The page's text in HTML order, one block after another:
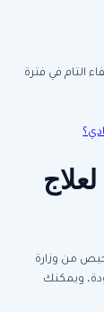
التام في فترة
من وزارة
ويمكنك